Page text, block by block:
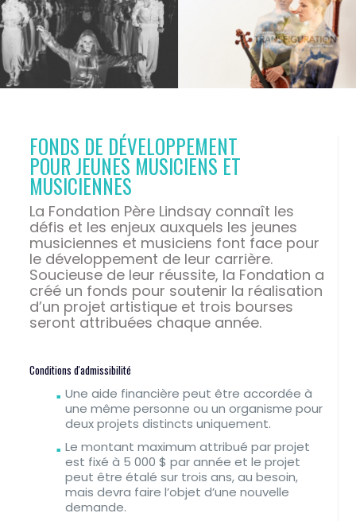
FONDS DE DÉVELOPPEMENT
POUR JEUNES MUSICIENS ET
MUSICIENNES
La Fondation Père Lindsay connaît les
défis et les enjeux auxquels les jeunes
musiciennes et musiciens font face pour
le développement de leur carrière.
Soucieuse de leur réussite, la Fondation a
créé un fonds pour soutenir la réalisation
d’un projet artistique et trois bourses
seront attribuées chaque année.
Conditions d'admissibilité
Une aide financière peut être accordée à
une même personne ou un organisme pour
deux projets distincts uniquement.
Le montant maximum attribué par projet
est fixé à 5 000 $ par année et le projet
peut être étalé sur trois ans, au besoin,
mais devra faire l’objet d’une nouvelle
demande.